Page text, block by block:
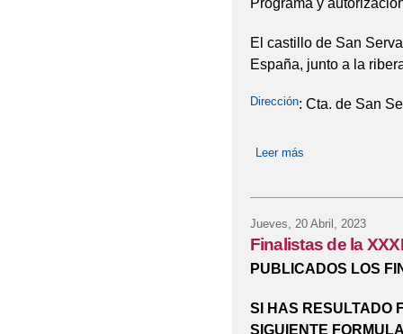
El castillo de San
España, junto a la
Dirección: Cta. de San
Leer más
Jueves, 20 Abril, 2023
Finalistas de la
PUBLICADOS LOS
SI HAS RESULTADO
SIGUIENTE